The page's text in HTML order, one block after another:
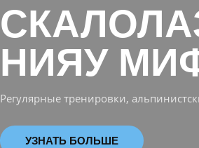
НИЯУ
Регулярные тренировки,
УЗНАТЬ БОЛЬШЕ